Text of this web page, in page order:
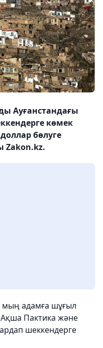
Ауғанстандағы
көмек
бөлуге
Zakon.kz.
мың адамға шұғыл
Ақша Пактика және
шеккендерге